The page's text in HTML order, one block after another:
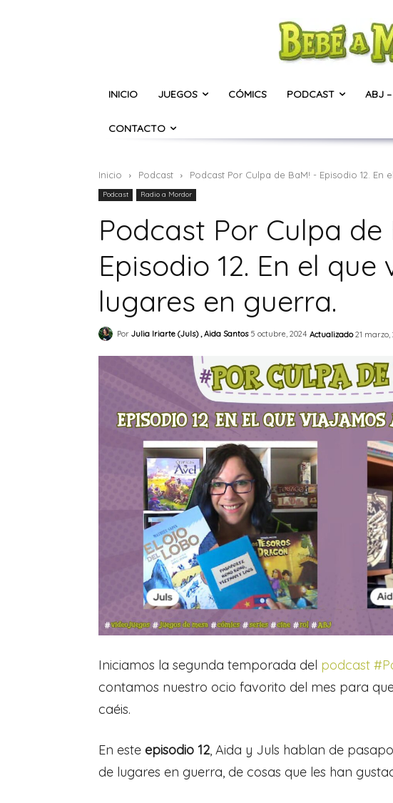
INICIO JUEGOS CÓMICS PODCAST ABJ
CONTACTO
Inicio Podcast Podcast Por Culpa de BaM! - Episodio 12. En
Podcast Radio a Mordor
Podcast Por Culpa de
Episodio 12. En el
lugares en guerra.
Por Julia Iriarte (Juls) , Aida Santos 5 octubre, 2024 Actualizado 21 marzo,
Iniciamos la segunda temporada del podcast
contamos nuestro ocio favorito del mes para
caéis.
En este episodio 12, Aida y Juls hablan de
de lugares en guerra, de cosas que les han